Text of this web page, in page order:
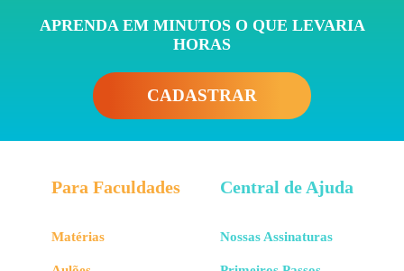
APRENDA EM MINUTOS O QUE LEVARIA
HORAS
CADASTRAR
Para Faculdades
Matérias
Central de Ajuda
Nossas Assinaturas